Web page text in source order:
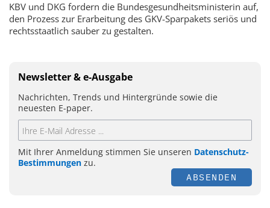
KBV und DKG fordern die Bundesgesundheitsministerin auf,
den Prozess zur Erarbeitung des GKV-Sparpakets seriös und
rechtsstaatlich sauber zu gestalten.
Newsletter & e-Ausgabe
Nachrichten, Trends und Hintergründe sowie die
neuesten E-paper.
Mit Ihrer Anmeldung stimmen Sie unseren Datenschutz-
Bestimmungen zu.
ABSENDEN